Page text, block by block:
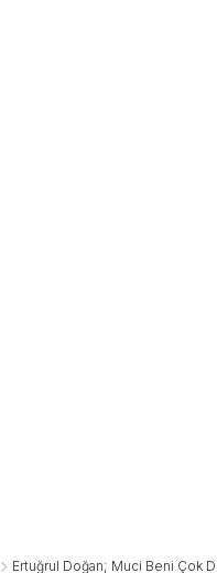
Ertuğrul Doğan; Muci Beni Çok